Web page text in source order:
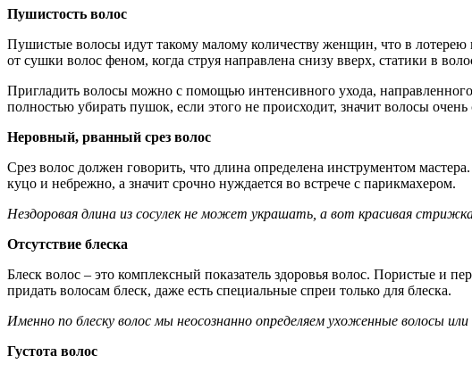
Пушистость волос
Пушистые волосы идут такому малому количеству женщин, что в
от сушки волос феном, когда струя направлена снизу вверх, статики в
Пригладить волосы можно с помощью интенсивного ухода,
полностью убирать пушок, если этого не происходит, значит волосы
Неровный, рванный срез волос
Срез волос должен говорить, что длина определена инструментом
куцо и небрежно, а значит срочно нуждается во встрече с парикмахером.
Нездоровая длина из сосулек не может украшать, а вот красивая
Отсутствие блеска
Блеск волос – это комплексный показатель здоровья волос. Пористые и
придать волосам блеск, даже есть специальные спреи только для блеска.
Именно по блеску волос мы неосознанно определяем ухоженные волосы
Густота волос